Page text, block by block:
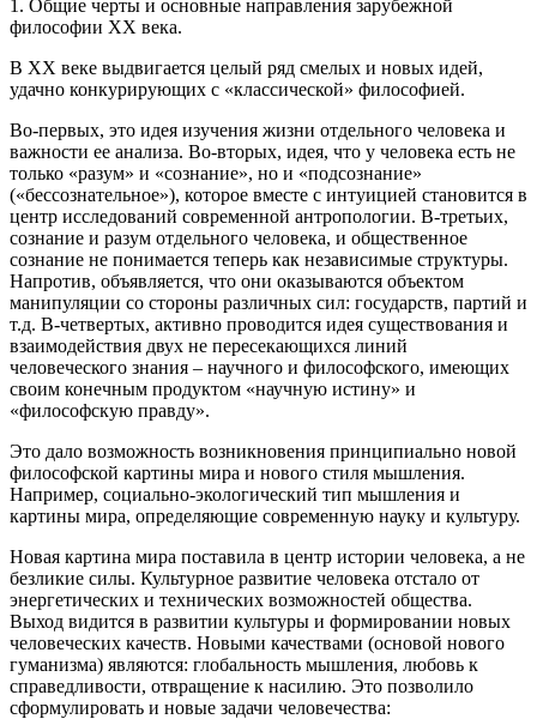
1. Общие черты и основные направления зарубежной
философии ХХ века.
В ХХ веке выдвигается целый ряд смелых и новых идей,
удачно конкурирующих с «классической» философией.
Во-первых, это идея изучения жизни отдельного человека и
важности ее анализа. Во-вторых, идея, что у человека есть не
только «разум» и «сознание», но и «подсознание»
(«бессознательное»), которое вместе с интуицией становится в
центр исследований современной антропологии. В-третьих,
сознание и разум отдельного человека, и общественное
сознание не понимается теперь как независимые структуры.
Напротив, объявляется, что они оказываются объектом
манипуляции со стороны различных сил: государств, партий и
т.д. В-четвертых, активно проводится идея существования и
взаимодействия двух не пересекающихся линий
человеческого знания – научного и философского, имеющих
своим конечным продуктом «научную истину» и
«философскую правду».
Это дало возможность возникновения принципиально новой
философской картины мира и нового стиля мышления.
Например, социально-экологический тип мышления и
картины мира, определяющие современную науку и культуру.
Новая картина мира поставила в центр истории человека, а не
безликие силы. Культурное развитие человека отстало от
энергетических и технических возможностей общества.
Выход видится в развитии культуры и формировании новых
человеческих качеств. Новыми качествами (основой нового
гуманизма) являются: глобальность мышления, любовь к
справедливости, отвращение к насилию. Это позволило
сформулировать и новые задачи человечества: